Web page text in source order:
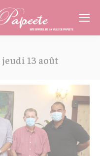
jeudi 13 août